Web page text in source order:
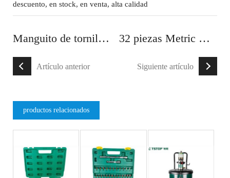
descuento, en stock, en venta, alta calidad
Manguito de tornillo hexagonal
Artículo anterior
32 piezas Metric Mirror 6PT Socket Sets
Siguiente artículo
productos relacionados